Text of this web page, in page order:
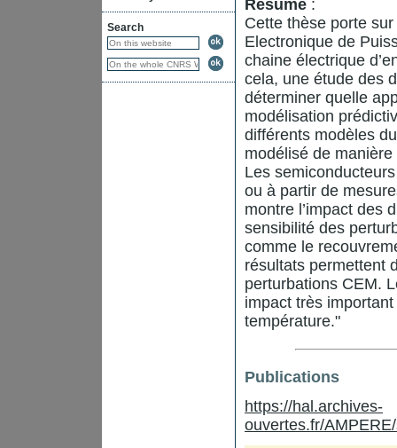
Search
Résumé :
Cette thèse porte
Electronique de
chaine électrique
cela, une étude des
déterminer quelle
modélisation
différents modèles
modélisé de
Les
ou à partir de
montre l’impact des
sensibilité des
comme le
résultats permettent
perturbations CEM.
impact très
température."
Publications
https://hal.archives-
ouvertes.fr/